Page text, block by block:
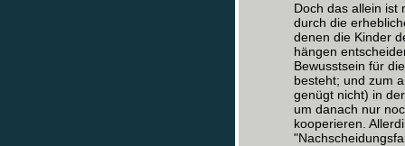
Doch das allein ist
durch die
denen die Kinder
hängen
Bewusstsein für
besteht; und zum
genügt nicht) in
um danach nur
kooperieren.